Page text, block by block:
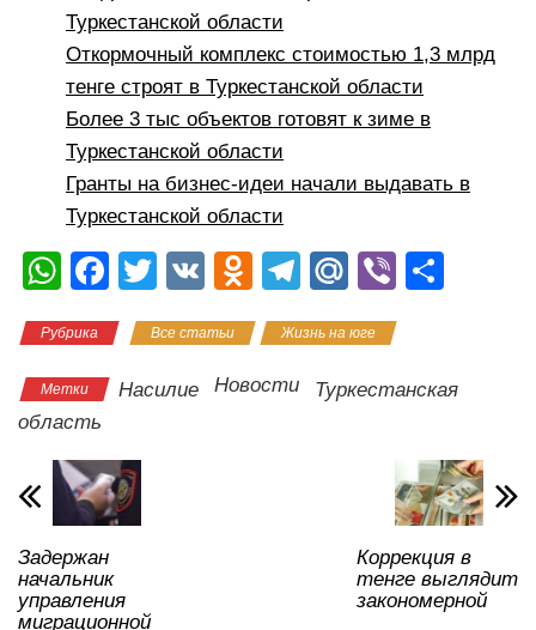
Туркестанской области
Откормочный комплекс стоимостью 1,3 млрд
тенге строят в Туркестанской области
Более 3 тыс объектов готовят к зиме в
Туркестанской области
Гранты на бизнес-идеи начали выдавать в
Туркестанской области
W
at
s
A
p
p
F
c
e
o
o
k
T
tt
er
V
O
n
o
T
e
gr
M
.R
u
Vi
а
и
ть
Рубрика Все статьи Жизнь на юге
Метки Насилие Новости
Туркестанская
область
Задержан
начальник
управления
миграционной
Коррекция в
тенге выглядит
закономерной